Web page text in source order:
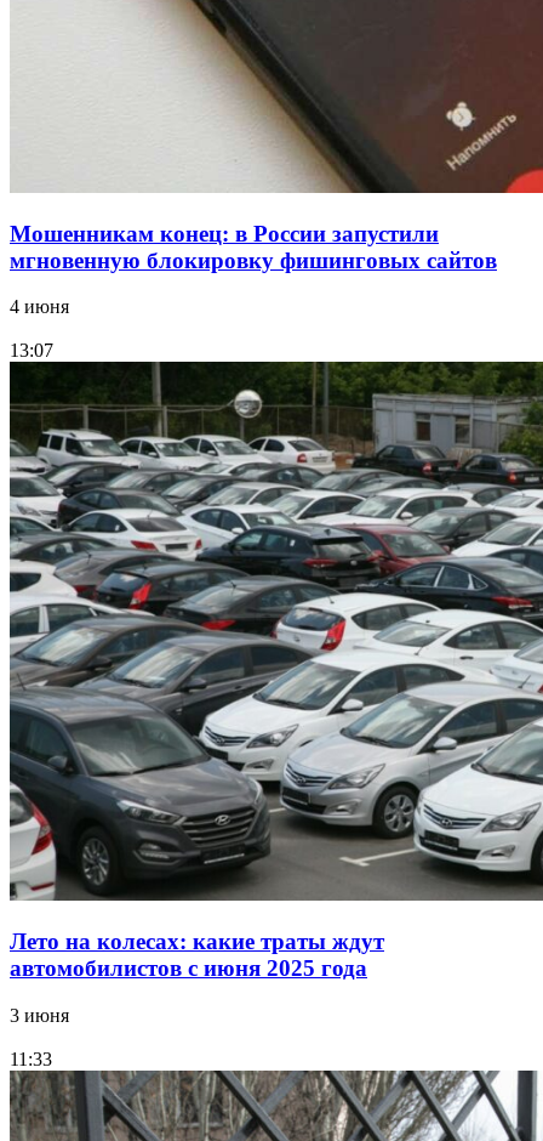
заключены контракты на 3,6 млн долларов
Мошенникам конец: в России запустили
мгновенную блокировку фишинговых сайтов
4 июня
13:07
Лето на колесах: какие траты ждут
автомобилистов с июня 2025 года
3 июня
11:33